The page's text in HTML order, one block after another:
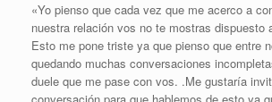
«Yo pienso que cada vez que me acerco a
nuestra relación vos no te mostras dispuesto
Esto me pone triste ya que pienso que entre
quedando muchas conversaciones
duele que me pase con vos. .Me gustaría